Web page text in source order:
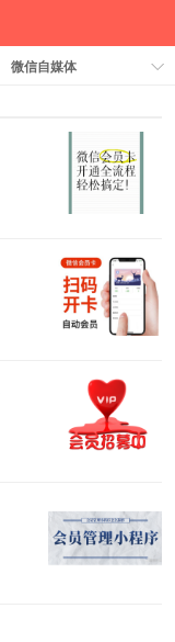
微信自媒体